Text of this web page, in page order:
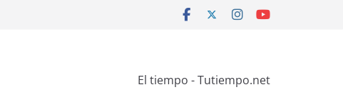
El tiempo - Tutiempo.net